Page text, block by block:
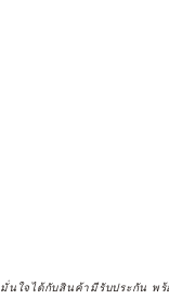
มั่นใจได้กับสินค้ามีรับประกัน พ